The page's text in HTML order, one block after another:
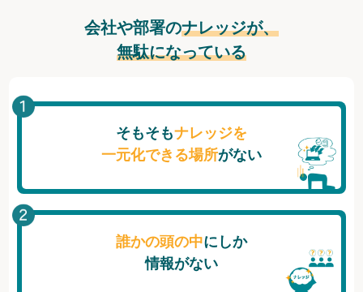
会社や部署のナレッジが、
無駄になっている
そもそもナレッジを
一元化できる場所がない
誰かの頭の中にしか
情報がない